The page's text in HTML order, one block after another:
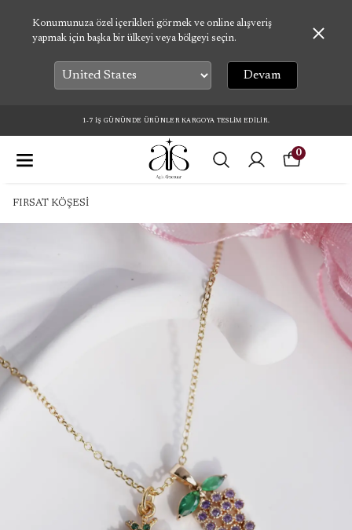
Konumunuza özel içerikleri görmek ve online alışveriş
yapmak için başka bir ülkeyi veya bölgeyi seçin.
Devam
1-7 İŞ GÜNÜNDE ÜRÜNLER KARGOYA TESLİM EDİLİR.
0
FIRSAT KÖŞESİ